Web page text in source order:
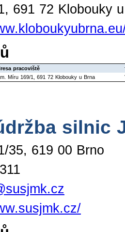
691 72 Klobouky
pracoviště
Míru 169/1, 691 72 Klobouky u Brna
silnic
35, 619 00 Brno